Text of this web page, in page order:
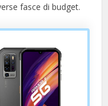
fasce di budget.